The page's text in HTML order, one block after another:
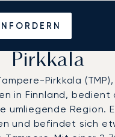
chartern
Pirkkala
Pirkkala
in Finnland, bedient
umliegende Region.
und befindet sich